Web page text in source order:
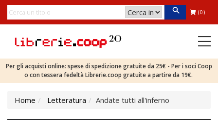
(0)
Per gli acquisti online: spese di spedizione gratuite da 25€ - Per i soci Coop
o con tessera fedeltà Librerie.coop gratuite a partire da 19€.
Home Letteratura Andate tutti all'inferno